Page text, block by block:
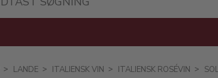
LANDE ITALIENSK VIN ITALIENSK ROSÉVIN